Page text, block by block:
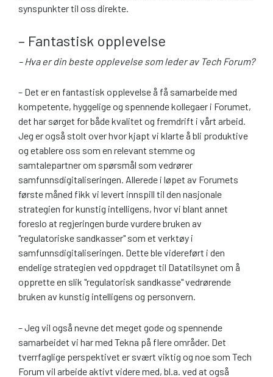
synspunkter til oss direkte.
– Fantastisk opplevelse
– Hva er din beste opplevelse som leder av Tech Forum?
– Det er en fantastisk opplevelse å få samarbeide med
kompetente, hyggelige og spennende kollegaer i Forumet,
det har sørget for både kvalitet og fremdrift i vårt arbeid.
Jeg er også stolt over hvor kjapt vi klarte å bli produktive
og etablere oss som en relevant stemme og
samtalepartner om spørsmål som vedrører
samfunnsdigitaliseringen. Allerede i løpet av Forumets
første måned fikk vi levert innspill til den nasjonale
strategien for kunstig intelligens, hvor vi blant annet
foreslo at regjeringen burde vurdere bruken av
"regulatoriske sandkasser" som et verktøy i
samfunnsdigitaliseringen. Dette ble videreført i den
endelige strategien ved oppdraget til Datatilsynet om å
opprette en slik "regulatorisk sandkasse" vedrørende
bruken av kunstig intelligens og personvern.
– Jeg vil også nevne det meget gode og spennende
samarbeidet vi har med Tekna på flere områder. Det
tverrfaglige perspektivet er svært viktig og noe som Tech
Forum vil arbeide aktivt videre med, bl.a. ved at også